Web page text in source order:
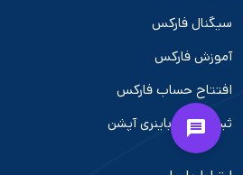
سیگنال فارکس
آموزش فارکس
افتتاح حساب فارکس
ثبت نام در باینری آپشن